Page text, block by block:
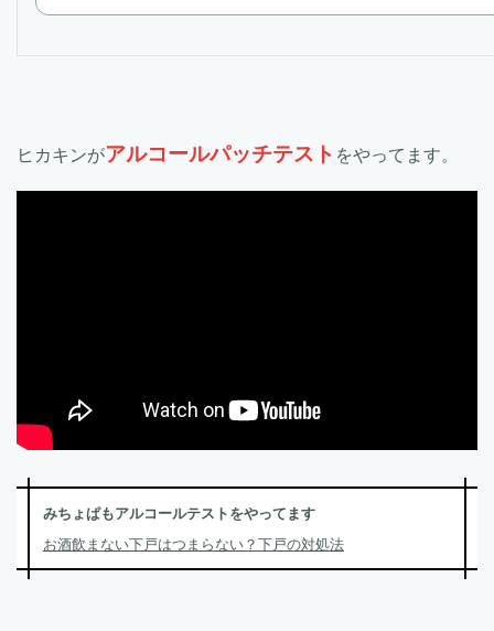
ヒカキンがアルコールパッチテスト をやってます。
みちょぱもアルコールテストをやってます
お酒飲まない下戸はつまらない？下戸の対処法